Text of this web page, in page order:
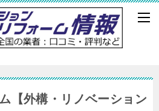
【外構・リノベーション